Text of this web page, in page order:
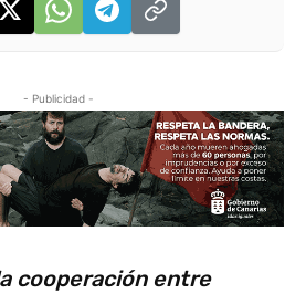
- Publicidad -
cooperación entre